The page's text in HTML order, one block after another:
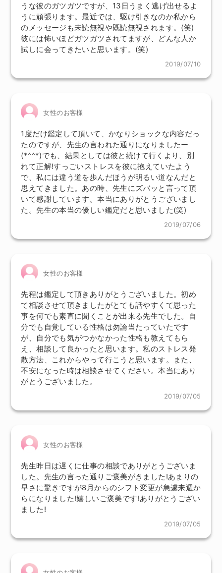
うな彼のガツガツですが、13日うまく逃げ出せるよ
うに頑張ります。最近では、駆け引きなのか私から
のメッセージも未読無視や既読無視されます。(笑)
彼には怖いほどガツガツされてますが、どんな人か
試しに会ってきたいと思います。(笑)
2019/07/10
女性のお客様
1度だけ鑑定して頂いて、かなりショックな内容だっ
たのですが、先生の言われた通りになりましたー
(*^^*)でも、結果としては彼と続けて行くより、別
れて正解!すっごいストレスを彼に抱えていたよう
で、私には違う道を歩んだほうが明るい道なんだと
思えてきました。あの時、先生にズバッと言って頂
いて感謝しています。本当にありがとうございまし
た。先生の本当の優しい鑑定だと思いました(笑)
2019/07/06
女性のお客様
先程は鑑定して頂きありがとうございました。初め
て相談させて頂きましたがとても話やすくて思った
事を何でも素直に聞くことが出来る先生でした。自
分でも自覚している性格は勿論当たっていたです
が、自分でも気がつかなかった性格も教えてもら
え、相談して良かったと思います。私のストレス発
散方法、これからやって行こうと思います。また、
不安になった時は相談させてください。本当にあり
がとうございました。
2019/07/05
女性のお客様
先生昨日は遅くに仕事の相談でありがとうございま
した。先生の言った通りご褒美がきました!あまりの
早さに驚きですが8月からのシフト変更が急遽来週か
らになりました!嬉しいご褒美です!ありがとうござい
ました!
2019/07/05